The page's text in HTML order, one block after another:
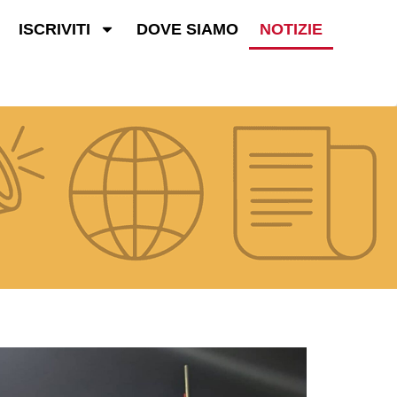
ISCRIVITI DOVE SIAMO NOTIZIE